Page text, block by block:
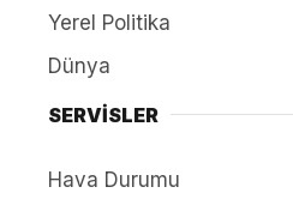
Yerel Politika
Dünya
SERVİSLER
Hava Durumu